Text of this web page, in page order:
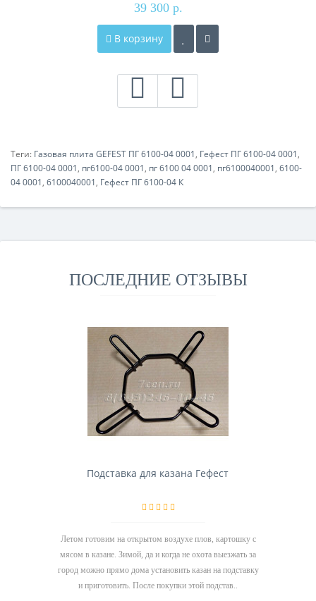
39 300 р.
В корзину
Теги: Газовая плита GEFEST ПГ 6100-04 0001, Гефест ПГ 6100-04 0001,
ПГ 6100-04 0001, пг6100-04 0001, пг 6100 04 0001, пг6100040001, 6100-
04 0001, 6100040001, Гефест ПГ 6100-04 К
ПОСЛЕДНИЕ ОТЗЫВЫ
Подставка для казана Гефест
Летом готовим на открытом воздухе плов, картошку с
мясом в казане. Зимой, да и когда не охота выезжать за
город можно прямо дома установить казан на подставку
и приготовить. После покупки этой подстав..